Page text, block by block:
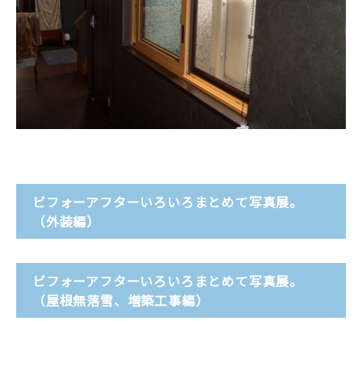
ビフォーアフターいろいろまとめて写真展。
（外装編）
ビフォーアフターいろいろまとめて写真展。
（屋根無落雪、増築工事編）